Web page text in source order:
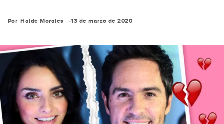
Por Haide Morales 13 de marzo de 2020